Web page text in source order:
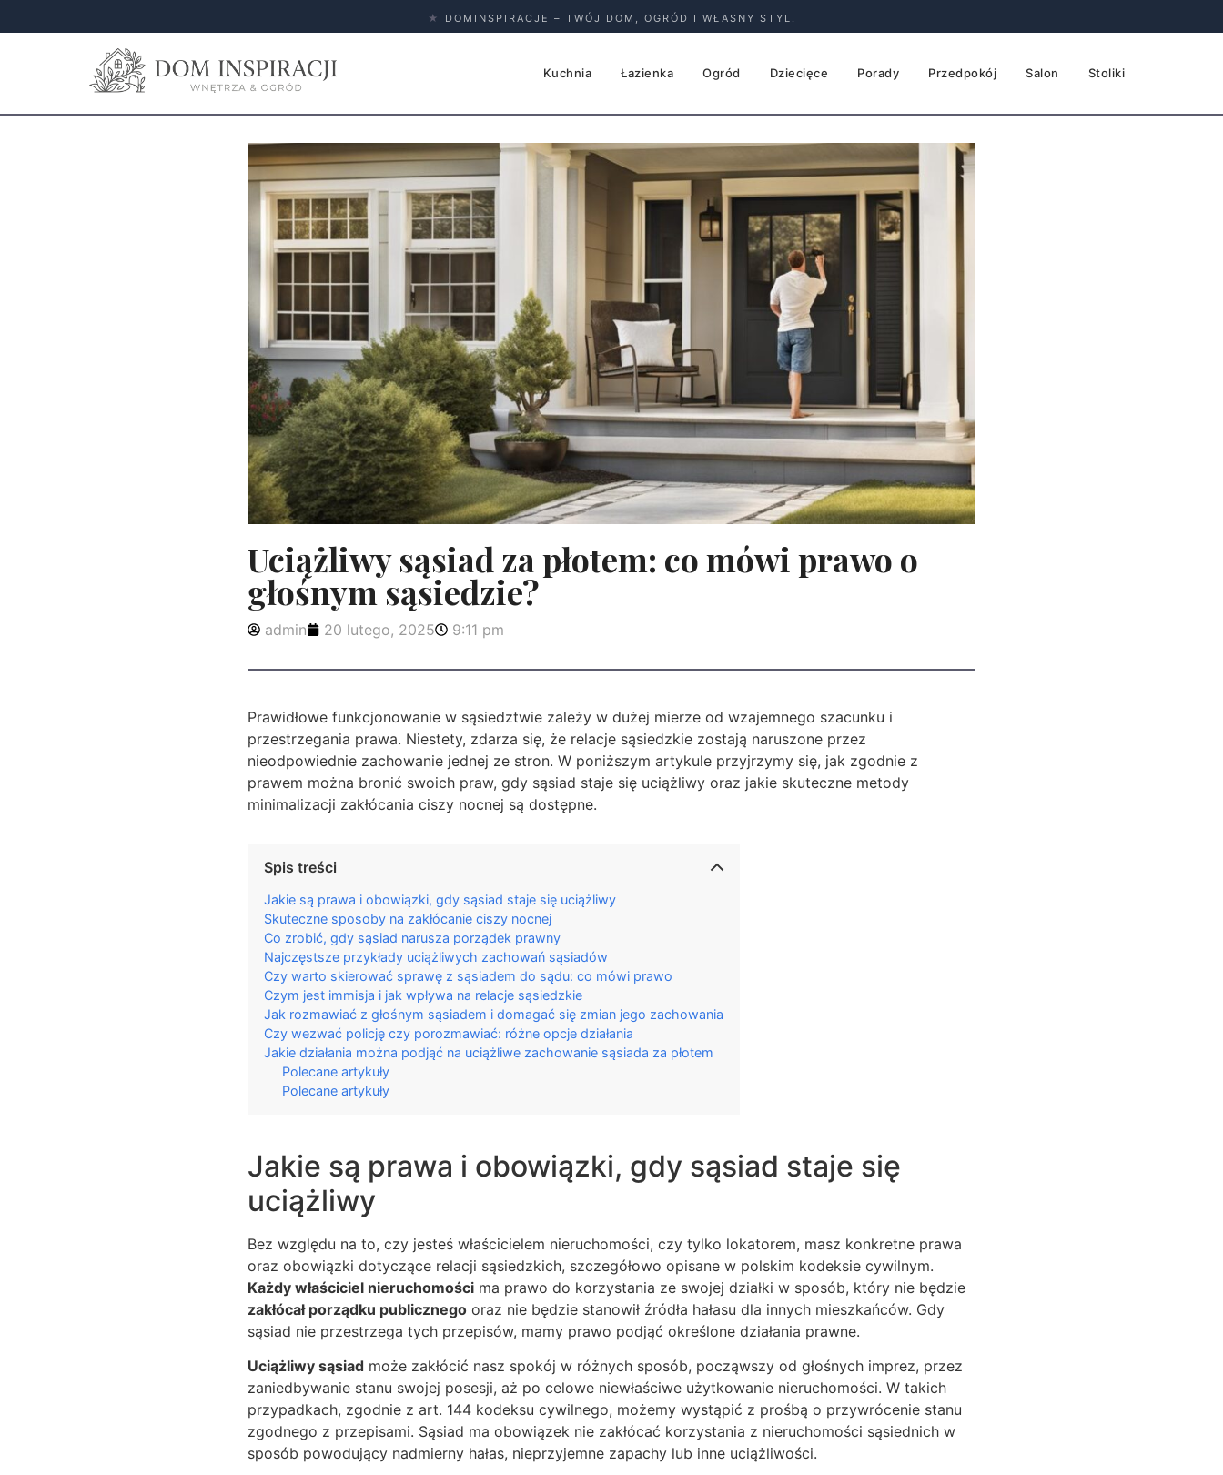
★ DOMINSPIRACJE – TWÓJ DOM, OGRÓD I WŁASNY STYL.
Kuchnia Łazienka Ogród Dziecięce Porady Przedpokój Salon Stoliki
Uciążliwy sąsiad za płotem: co mówi prawo o
głośnym sąsiedzie?
admin 20 lutego, 2025 9:11 pm
Prawidłowe funkcjonowanie w sąsiedztwie zależy w dużej mierze od wzajemnego szacunku i
przestrzegania prawa. Niestety, zdarza się, że relacje sąsiedzkie zostają naruszone przez
nieodpowiednie zachowanie jednej ze stron. W poniższym artykule przyjrzymy się, jak zgodnie z
prawem można bronić swoich praw, gdy sąsiad staje się uciążliwy oraz jakie skuteczne metody
minimalizacji zakłócania ciszy nocnej są dostępne.
Spis treści
Jakie są prawa i obowiązki, gdy sąsiad staje się uciążliwy
Skuteczne sposoby na zakłócanie ciszy nocnej
Co zrobić, gdy sąsiad narusza porządek prawny
Najczęstsze przykłady uciążliwych zachowań sąsiadów
Czy warto skierować sprawę z sąsiadem do sądu: co mówi prawo
Czym jest immisja i jak wpływa na relacje sąsiedzkie
Jak rozmawiać z głośnym sąsiadem i domagać się zmian jego zachowania
Czy wezwać policję czy porozmawiać: różne opcje działania
Jakie działania można podjąć na uciążliwe zachowanie sąsiada za płotem
Polecane artykuły
Polecane artykuły
Jakie są prawa i obowiązki, gdy sąsiad staje się
uciążliwy
Bez względu na to, czy jesteś właścicielem nieruchomości, czy tylko lokatorem, masz konkretne prawa
oraz obowiązki dotyczące relacji sąsiedzkich, szczegółowo opisane w polskim kodeksie cywilnym.
Każdy właściciel nieruchomości ma prawo do korzystania ze swojej działki w sposób, który nie będzie
zakłócał porządku publicznego oraz nie będzie stanowił źródła hałasu dla innych mieszkańców. Gdy
sąsiad nie przestrzega tych przepisów, mamy prawo podjąć określone działania prawne.
Uciążliwy sąsiad może zakłócić nasz spokój w różnych sposób, począwszy od głośnych imprez, przez
zaniedbywanie stanu swojej posesji, aż po celowe niewłaściwe użytkowanie nieruchomości. W takich
przypadkach, zgodnie z art. 144 kodeksu cywilnego, możemy wystąpić z prośbą o przywrócenie stanu
zgodnego z przepisami. Sąsiad ma obowiązek nie zakłócać korzystania z nieruchomości sąsiednich w
sposób powodujący nadmierny hałas, nieprzyjemne zapachy lub inne uciążliwości.